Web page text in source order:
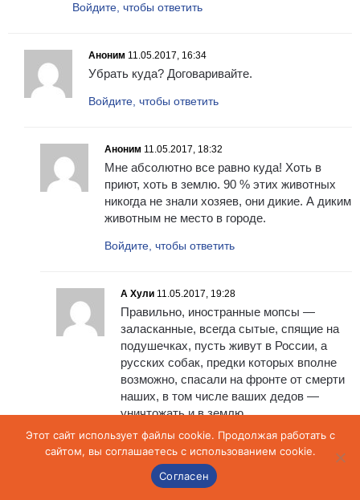
Войдите, чтобы ответить
Аноним 11.05.2017, 16:34
Убрать куда? Договаривайте.
Войдите, чтобы ответить
Аноним 11.05.2017, 18:32
Мне абсолютно все равно куда! Хоть в
приют, хоть в землю. 90 % этих животных
никогда не знали хозяев, они дикие. А диким
животным не место в городе.
Войдите, чтобы ответить
А Хули 11.05.2017, 19:28
Правильно, иностранные мопсы —
заласканные, всегда сытые, спящие на
подушечках, пусть живут в России, а
русских собак, предки которых вполне
возможно, спасали на фронте от смерти
наших, в том числе ваших дедов —
уничтожать и в землю.
Россия, А Х.у.л.и…
Войдите, чтобы ответить
Этот сайт использует файлы cookie. Продолжая работать с
сайтом, вы соглашаетесь с использованием cookie.
Согласен